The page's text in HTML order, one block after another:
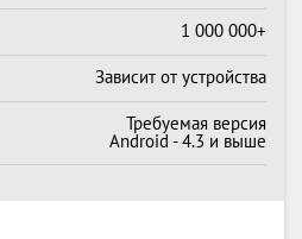
1 000 000+
Зависит от устройства
Требуемая версия
Android - 4.3 и выше